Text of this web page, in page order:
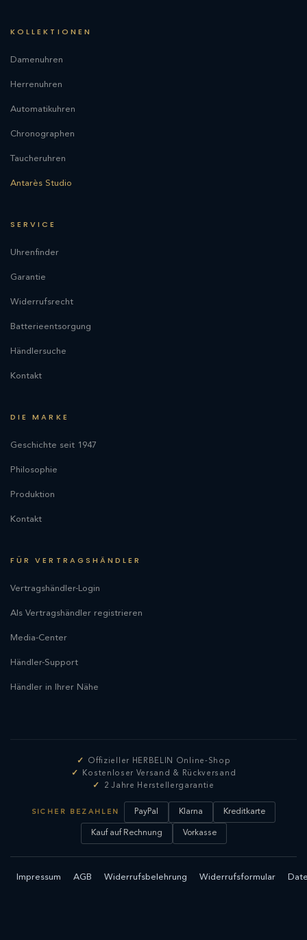
KOLLEKTIONEN
Damenuhren
Herrenuhren
Automatikuhren
Chronographen
Taucheruhren
Antarès Studio
SERVICE
Uhrenfinder
Garantie
Widerrufsrecht
Batterieentsorgung
Händlersuche
Kontakt
DIE MARKE
Geschichte seit 1947
Philosophie
Produktion
Kontakt
FÜR VERTRAGSHÄNDLER
Vertragshändler-Login
Als Vertragshändler registrieren
Media-Center
Händler-Support
Händler in Ihrer Nähe
Offizieller HERBELIN Online-Shop
Kostenloser Versand & Rückversand
2 Jahre Herstellergarantie
SICHER BEZAHLEN PayPal Klarna Kreditkarte
Kauf auf Rechnung Vorkasse
Impressum AGB Widerrufsbelehrung Widerrufsformular